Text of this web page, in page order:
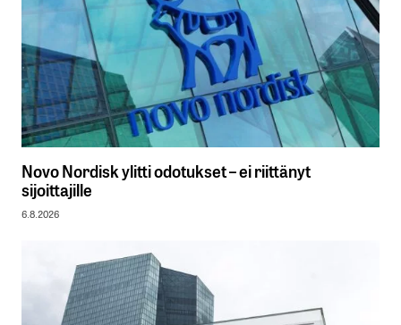
Novo Nordisk ylitti odotukset – ei riittänyt
sijoittajille
6.8.2026